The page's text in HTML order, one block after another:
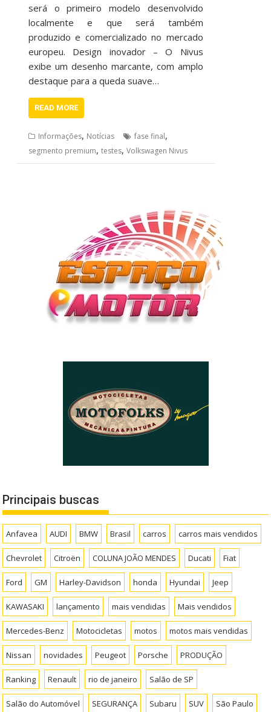
será o primeiro modelo desenvolvido
localmente e que será também
produzido e comercializado no mercado
europeu. Design inovador – O Nivus
exibe um desenho marcante, com amplo
destaque para a queda suave…
READ MORE
Informações, Notícias fase final,
segmento premium, testes, Volkswagen Nivus
Principais buscas
Anfavea AUDI BMW Brasil carros carros mais vendidos
Chevrolet Citroën COLUNA JOÃO MENDES Ducati Fiat
Ford GM Harley-Davidson honda Hyundai Jeep
KAWASAKI lançamento mais vendidas Mais vendidos
Mercedes-Benz Motocicletas motos motos mais vendidas
Nissan novidades Peugeot Porsche PRODUÇÃO
Ranking Renault rio de janeiro Salão de SP
Salão do Automóvel SEGURANÇA Subaru SUV São Paulo